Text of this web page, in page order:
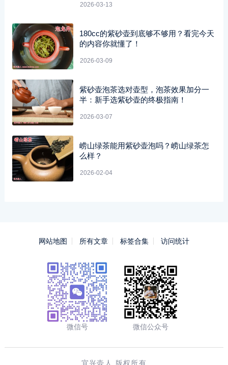
2026-03-13
180cc的紫砂壶到底够不够用？看完今天
的内容你就懂了！
2026-03-09
紫砂壶泡茶选对壶型，泡茶效果加分一
半：新手选紫砂壶的终极指南！
2026-03-07
崂山绿茶能用紫砂壶泡吗？崂山绿茶怎
么样？
2026-02-04
网站地图 所有文章 标签合集 访问统计
微信号 微信公众号
宜兴壶人 版权所有